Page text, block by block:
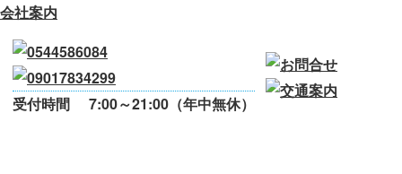
会社案内
受付時間 7:00～21:00（年中無休）